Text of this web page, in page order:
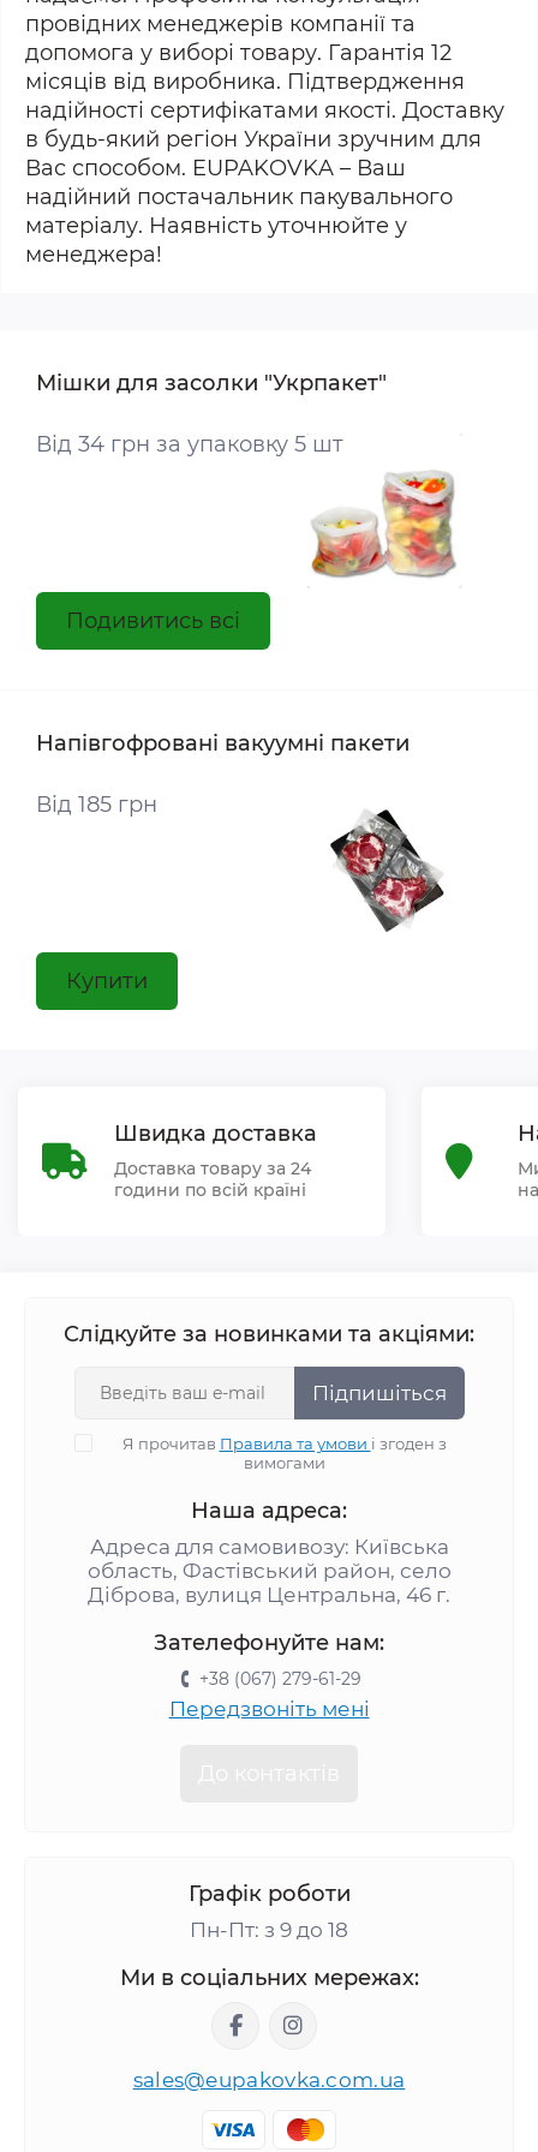
провідних менеджерів компанії та
допомога у виборі товару. Гарантія 12
місяців від виробника. Підтвердження
надійності сертифікатами якості. Доставку
в будь-який регіон України зручним для
Вас способом. EUPAKOVKA – Ваш
надійний постачальник пакувального
матеріалу. Наявність уточнюйте у
менеджера!
Мішки для засолки "Укрпакет"
Від 34 грн за упаковку 5 шт
Подивитись всі
Напівгофровані вакуумні пакети
Від 185 грн
Купити
Швидка доставка
Доставка товару за 24
години по всій країні
Слідкуйте за новинками та акціями:
Підпишіться
Я прочитав Правила та умови і згоден з
вимогами
Наша адреса:
Адреса для самовивозу: Київська
область, Фастівський район, село
Діброва, вулиця Центральна, 46 г.
Зателефонуйте нам:
+38 (067) 279-61-29
Передзвоніть мені
Графік роботи
Пн-Пт: з 9 до 18
Ми в соціальних мережах:
sales@eupakovka.com.ua